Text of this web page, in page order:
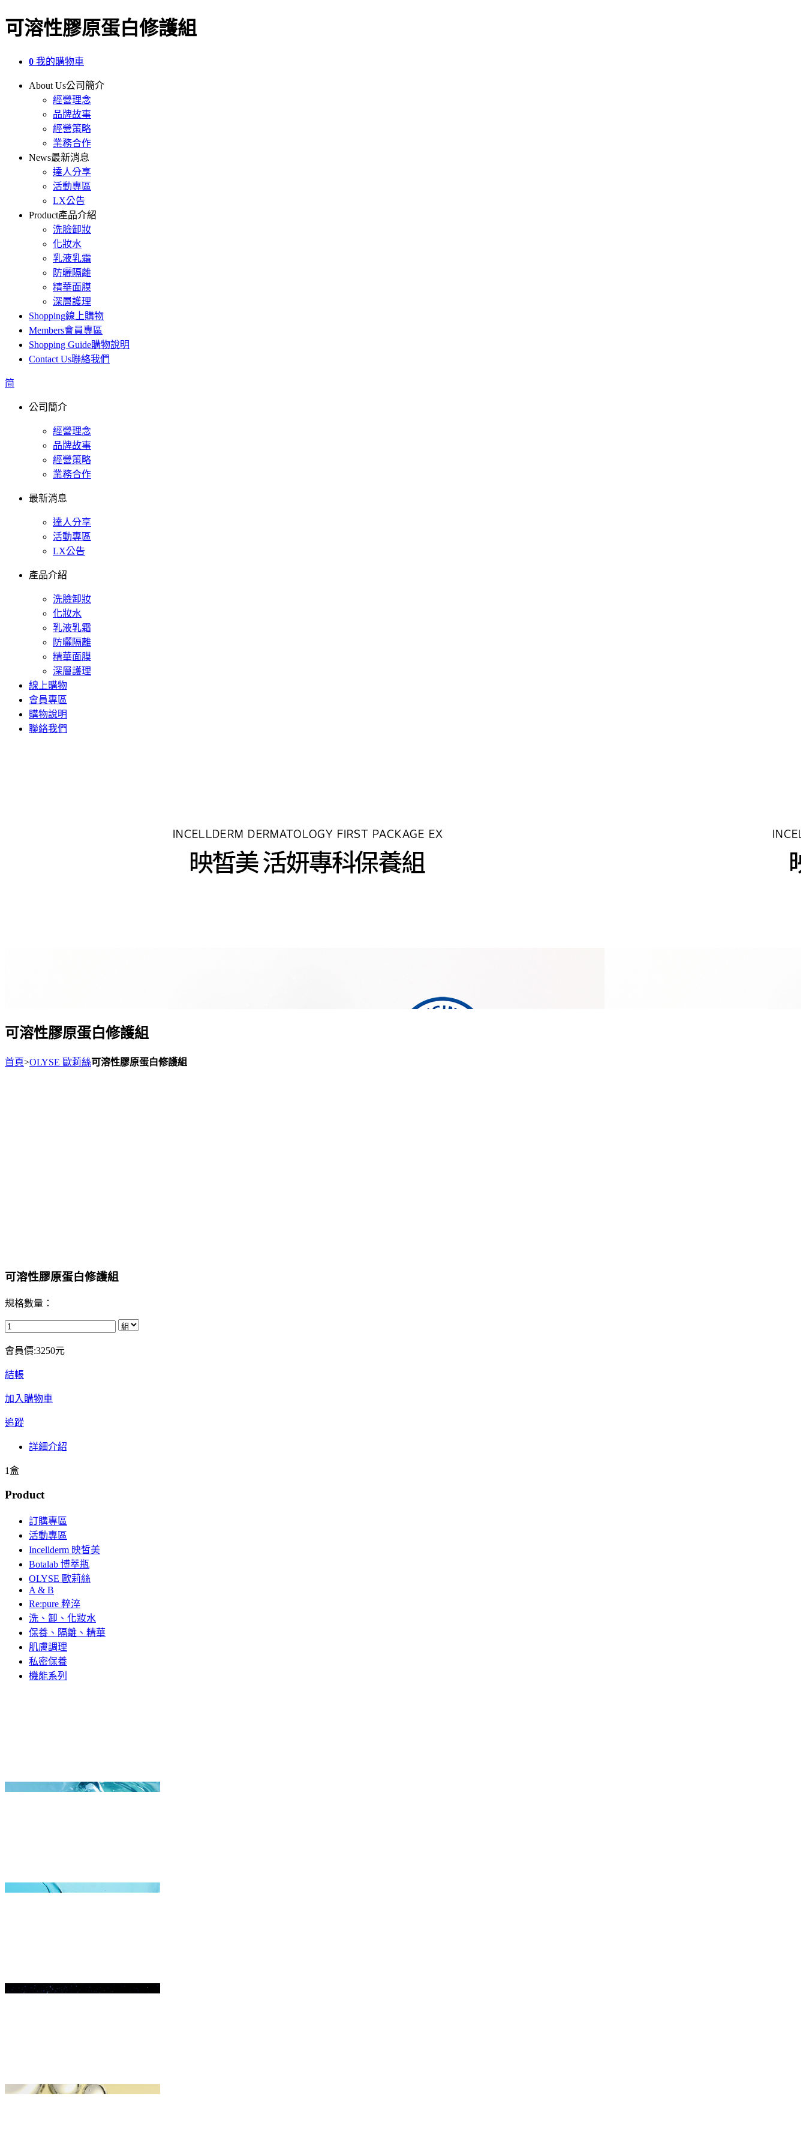
可溶性膠原蛋白修護組
0 我的購物車
About Us公司簡介
經營理念
品牌故事
經營策略
業務合作
News最新消息
達人分享
活動專區
LX公告
Product產品介紹
洗臉卸妝
化妝水
乳液乳霜
防曬隔離
精華面膜
深層護理
Shopping線上購物
Members會員專區
Shopping Guide購物說明
Contact Us聯絡我們
简
公司簡介
經營理念
品牌故事
經營策略
業務合作
最新消息
達人分享
活動專區
LX公告
產品介紹
洗臉卸妝
化妝水
乳液乳霜
防曬隔離
精華面膜
深層護理
線上購物
會員專區
購物說明
聯絡我們
可溶性膠原蛋白修護組
首頁>OLYSE 歐莉絲可溶性膠原蛋白修護組
可溶性膠原蛋白修護組
規格數量：
會員價:3250元
結帳
加入購物車
追蹤
詳細介紹
1盒
Product
訂購專區
活動專區
Incellderm 映皙美
Botalab 博萃瓶
OLYSE 歐莉絲
A & B
Re:pure 粹淬
洗、卸、化妝水
保養、隔離、精華
肌膚調理
私密保養
機能系列